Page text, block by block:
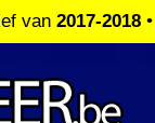
van 2017-2018